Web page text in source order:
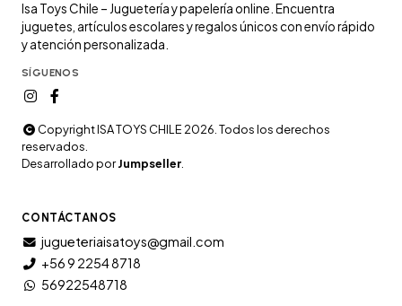
Isa Toys Chile – Juguetería y papelería online. Encuentra
juguetes, artículos escolares y regalos únicos con envío rápido
y atención personalizada.
SÍGUENOS
Copyright ISA TOYS CHILE 2026. Todos los derechos
reservados.
Desarrollado porJumpseller.
CONTÁCTANOS
jugueteriaisatoys@gmail.com
+56 9 2254 8718
56922548718